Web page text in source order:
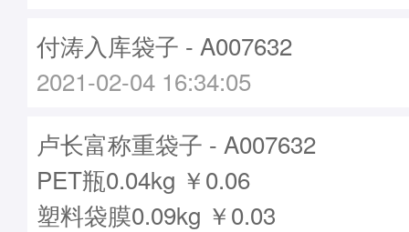
付涛入库袋子 - A007632
2021-02-04 16:34:05
卢长富称重袋子 - A007632
PET瓶0.04kg ￥0.06
塑料袋膜0.09kg ￥0.03